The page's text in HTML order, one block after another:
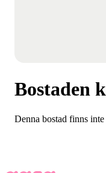
Bostaden
Denna bostad finns inte